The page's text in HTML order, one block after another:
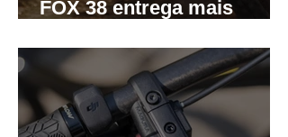
FOX 38 entrega mais
controle total